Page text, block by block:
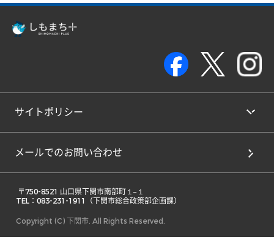
サイトポリシー
メールでのお問い合わせ
TEL：083-231-1911（下関市総合政策部企画課）
Copyright (C) 下関市. All Rights Reserved.